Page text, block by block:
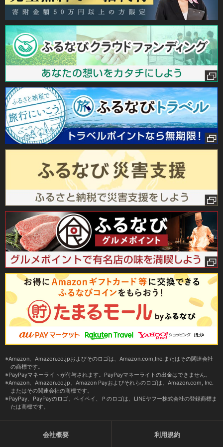
Amazon、Amazon.co.jpおよびそのロゴは、Amazon.com,Inc.またはその関連会社
の商標です。
PayPayマネーライトが付与されます。PayPayマネーライトの出金はできません。
Amazon、Amazon.co.jp、Amazon Payおよびそれらのロゴは、Amazon.com, Inc.
またはその関連会社の商標です。
PayPay、PayPayのロゴ、ペイペイ、Ｐのロゴは、LINEヤフー株式会社の登録商標ま
たは商標です。
会社概要 利用規約